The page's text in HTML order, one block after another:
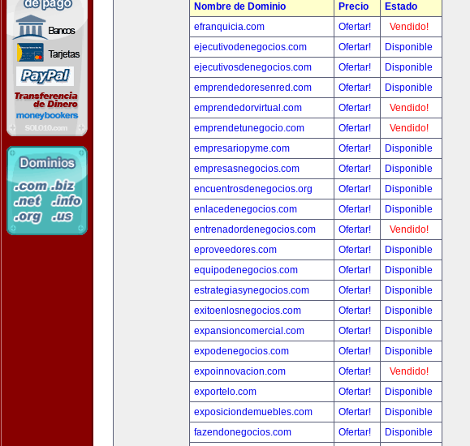
Nombre de Dominio Precio
Estado
efranquicia.com
Ofertar!
Vendido!
ejecutivodenegocios.com
Ofertar!
Disponible
ejecutivosdenegocios.com
Ofertar!
Disponible
emprendedoresenred.com
Ofertar!
Disponible
emprendedorvirtual.com
Ofertar!
Vendido!
emprendetunegocio.com
Ofertar!
Vendido!
empresariopyme.com
Ofertar!
Disponible
empresasnegocios.com
Ofertar!
Disponible
encuentrosdenegocios.org
Ofertar!
Disponible
enlacedenegocios.com
Ofertar!
Disponible
entrenadordenegocios.com
Ofertar!
Vendido!
eproveedores.com
Ofertar!
Disponible
equipodenegocios.com
Ofertar!
Disponible
estrategiasynegocios.com
Ofertar!
Disponible
exitoenlosnegocios.com
Ofertar!
Disponible
expansioncomercial.com
Ofertar!
Disponible
expodenegocios.com
Ofertar!
Disponible
expoinnovacion.com
Ofertar!
Vendido!
exportelo.com
Ofertar!
Disponible
exposiciondemuebles.com
Ofertar!
Disponible
fazendonegocios.com
Ofertar!
Disponible